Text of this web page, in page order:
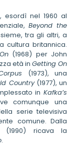
esordì nel 1960 al
Beyond the
tra gli altri, a
cultura britannica.
(1968) per John
età in Getting On
(1973), una
Country(1977), un
inKafka’s
comunque una
serie televisiva
comune. Dalla
ricava la
.